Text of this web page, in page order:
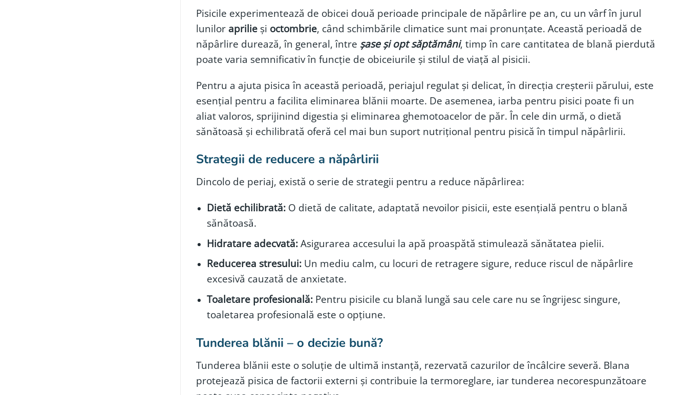
Pisicile experimentează de obicei două perioade principale de năpârlire pe an, cu un vârf în jurul
lunilor aprilie și octombrie, când schimbările climatice sunt mai pronunțate. Această perioadă de
năpârlire durează, în general, între șase și opt săptămâni, timp în care cantitatea de blană pierdută
poate varia semnificativ în funcție de obiceiurile și stilul de viață al pisicii.
Pentru a ajuta pisica în această perioadă, periajul regulat și delicat, în direcția creșterii părului, este
esențial pentru a facilita eliminarea blănii moarte. De asemenea, iarba pentru pisici poate fi un
aliat valoros, sprijinind digestia și eliminarea ghemotoacelor de păr. În cele din urmă, o dietă
sănătoasă și echilibrată oferă cel mai bun suport nutrițional pentru pisică în timpul năpârlirii.
Strategii de reducere a năpârlirii
Dincolo de periaj, există o serie de strategii pentru a reduce năpârlirea:
Dietă echilibrată:O dietă de calitate, adaptată nevoilor pisicii, este esențială pentru o blană
sănătoasă.
Hidratare adecvată:Asigurarea accesului la apă proaspătă stimulează sănătatea pielii.
Reducerea stresului:Un mediu calm, cu locuri de retragere sigure, reduce riscul de năpârlire
excesivă cauzată de anxietate.
Toaletare profesională:Pentru pisicile cu blană lungă sau cele care nu se îngrijesc singure,
toaletarea profesională este o opțiune.
Tunderea blănii – o decizie bună?
Tunderea blănii este o soluție de ultimă instanță, rezervată cazurilor de încâlcire severă. Blana
protejează pisica de factorii externi și contribuie la termoreglare, iar tunderea necorespunzătoare